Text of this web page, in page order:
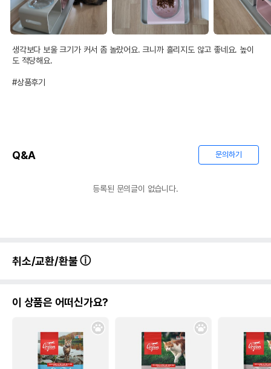
생각보다 보울 크기가 커서 좀 놀랐어요. 크니까 흘리지도 않고 좋네요. 높이
도 적당해요.
#상품후기
Q&A 문의하기
등록된 문의글이 없습니다.
취소/교환/환불
이 상품은 어떠신가요?